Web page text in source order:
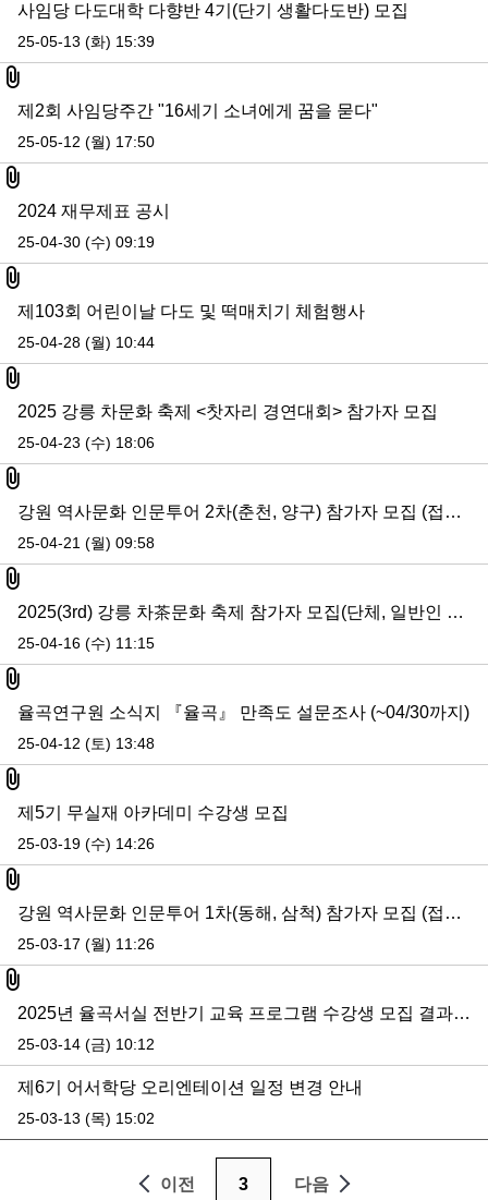
사임당 다도대학 다향반 4기(단기 생활다도반) 모집
25-05-13 (화) 15:39
첨부파일
제2회 사임당주간 "16세기 소녀에게 꿈을 묻다"
25-05-12 (월) 17:50
첨부파일
2024 재무제표 공시
25-04-30 (수) 09:19
첨부파일
제103회 어린이날 다도 및 떡매치기 체험행사
25-04-28 (월) 10:44
첨부파일
2025 강릉 차문화 축제 <찻자리 경연대회> 참가자 모집
25-04-23 (수) 18:06
첨부파일
강원 역사문화 인문투어 2차(춘천, 양구) 참가자 모집 (접수마감)
25-04-21 (월) 09:58
첨부파일
2025(3rd) 강릉 차茶문화 축제 참가자 모집(단체, 일반인 등)/4.17, 4.29(화) 일부 수정
25-04-16 (수) 11:15
첨부파일
율곡연구원 소식지 『율곡』 만족도 설문조사 (~04/30까지)
25-04-12 (토) 13:48
첨부파일
제5기 무실재 아카데미 수강생 모집
25-03-19 (수) 14:26
첨부파일
강원 역사문화 인문투어 1차(동해, 삼척) 참가자 모집 (접수 마감)
25-03-17 (월) 11:26
첨부파일
2025년 율곡서실 전반기 교육 프로그램 수강생 모집 결과 공고
25-03-14 (금) 10:12
제6기 어서학당 오리엔테이션 일정 변경 안내
25-03-13 (목) 15:02
이전 3 다음